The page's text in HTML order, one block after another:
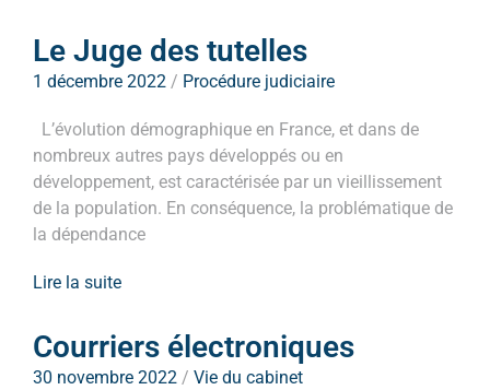
Le Juge des tutelles
1 décembre 2022 / Procédure judiciaire
L’évolution démographique en France, et dans de
nombreux autres pays développés ou en
développement, est caractérisée par un vieillissement
de la population. En conséquence, la problématique de
la dépendance
Lire la suite
Courriers électroniques
30 novembre 2022 / Vie du cabinet